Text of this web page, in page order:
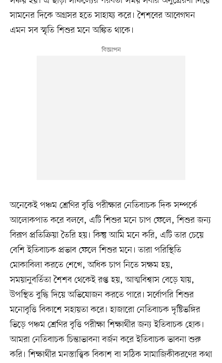
সামনের দিকে অগ্রসর হতে সাহায্য করে। শৈশবের আবেগঘন
এমন সব স্মৃতি শিশুর মনে অঙ্কিত থাকে।
অনেকেই পঞ্চম শ্রেণির বৃত্তি পরীক্ষার নেতিবাচক দিক সম্পর্কে
আলোকপাত করে বলবে, এটি শিশুর মনে চাপ ফেলে, শিশুর জন্য
বিরূপ প্রতিক্রিয়া তৈরি হয়। কিন্তু আমি মনে করি, এটি তার চেয়ে
বেশি ইতিবাচক প্রভাব ফেলে শিশুর মনে। তারা পরিস্থিতি
মোকাবিলা করতে শেখে, অধিক চাপ নিতে সক্ষম হয়,
সময়ানুবর্তিতা শৈশব থেকেই রপ্ত হয়, আত্মবিশ্বাস বেড়ে যায়,
উপস্থিত বুদ্ধি দিয়ে অভিযোজন করতে পারে। সর্বোপরি শিশুর
মনোবৃত্তি বিকাশে সহায়তা করে। হাজারো নেতিবাচক দৃষ্টিভঙ্গির
ভিড়ে পঞ্চম শ্রেণির বৃত্তি পরীক্ষা শিক্ষার্থীর জন্য ইতিবাচক হোক।
আমরা নেতিবাচক চিন্তাভাবনা বর্জন করে ইতিবাচক ভাবনা শুরু
করি। শিক্ষার্থীর মনস্তাত্ত্বিক বিকাশ বা সঠিক সামাজিকীকরণের কথা